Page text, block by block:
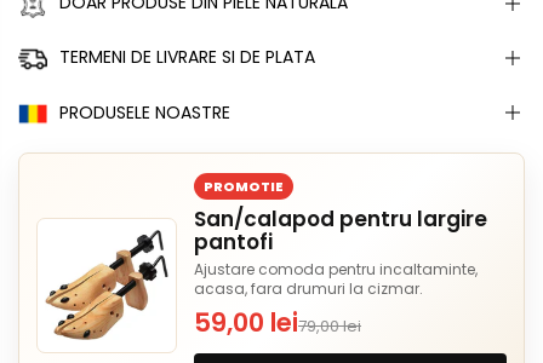
TERMENI DE LIVRARE SI DE PLATA
PRODUSELE NOASTRE
PROMOTIE
San/calapod pentru largire
pantofi
Ajustare comoda pentru incaltaminte,
acasa, fara drumuri la cizmar.
59,00 lei79,00 lei